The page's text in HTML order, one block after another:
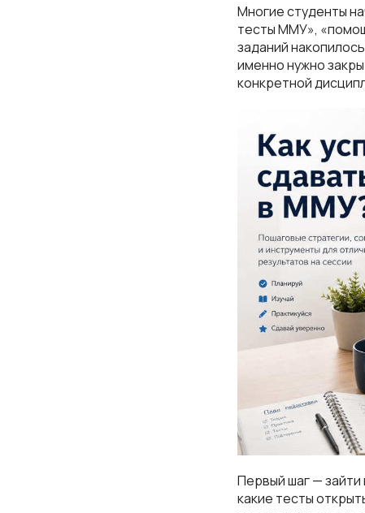
Первый шаг — зайти
какие тесты
Многие студенты
тесты ММУ»,
заданий
именно нужно
конкретной